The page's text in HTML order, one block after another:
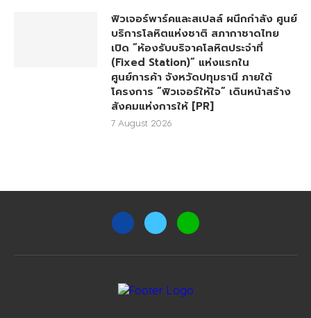
ฟิวเจอร์พาร์คและสเปลล์ ผนึกกำลัง ศูนย์
บริการโลหิตแห่งชาติ สภากาชาดไทย
เปิด “ห้องรับบริจาคโลหิตประจำที่
(Fixed Station)” แห่งแรกใน
ศูนย์การค้า จังหวัดปทุมธานี ภายใต้
โครงการ “ฟิวเจอร์ให้ใจ” เดินหน้าสร้าง
สังคมแห่งการให้ [PR]
7 August 2026